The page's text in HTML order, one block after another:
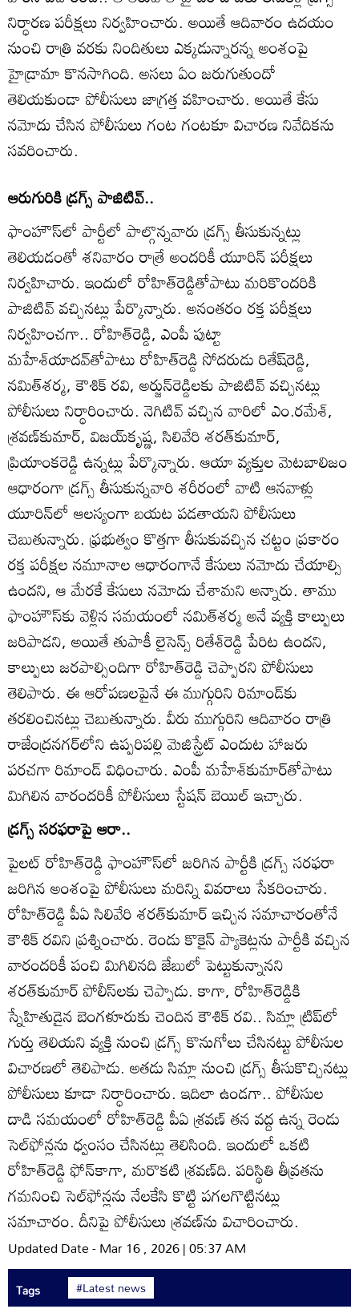
నిర్ధారణ పరీక్షలు నిర్వహించారు. అయితే ఆదివారం ఉదయం
నుంచి రాత్రి వరకు నిందితులు ఎక్కడున్నారన్న అంశంపై
హైడ్రామా కొనసాగింది. అసలు ఏం జరుగుతుందో
తెలియకుండా పోలీసులు జాగ్రత్త వహించారు. అయితే కేసు
నమోదు చేసిన పోలీసులు గంట గంటకూ విచారణ నివేదికను
సవరించారు.
ఆరుగురికి డ్రగ్స్‌ పాజిటివ్‌..
ఫాంహౌస్‌లో పార్టీలో పాల్గొన్నవారు డ్రగ్స్‌ తీసుకున్నట్లు
తెలియడంతో శనివారం రాత్రే అందరికీ యూరిన్‌ పరీక్షలు
నిర్వహిచారు. ఇందులో రోహిత్‌రెడ్డితోపాటు మరికొందరికి
పాజిటివ్‌ వచ్చినట్లు పేర్కొన్నారు. అనంతరం రక్త పరీక్షలు
నిర్వహించగా.. రోహిత్‌రెడ్డి, ఎంపీ పుట్టా
మహేశ్‌యాదవ్‌తోపాటు రోహిత్‌రెడ్డి సోదరుడు రితేష్‌‌రెడ్డి,
నమిత్‌శర్మ, కౌశిక్‌ రవి, అర్జున్‌రెడ్డిలకు పాజిటివ్‌ వచ్చినట్లు
పోలీసులు నిర్ధారించారు. నెగిటివ్‌ వచ్చిన వారిలో ఎం.రమేశ్‌,
శ్రవణ్‌కుమార్‌, విజయ్‌కృష్ణ, సిలివేరి శరత్‌కుమార్‌,
ప్రియాంకరెడ్డి ఉన్నట్లు పేర్కొన్నారు. ఆయా వ్యక్తుల మెటబాలిజం
ఆధారంగా డ్రగ్స్‌ తీసుకున్నవారి శరీరంలో వాటి ఆనవాళ్లు
యూరిన్‌లో ఆలస్యంగా బయట పడతాయని పోలీసులు
చెబుతున్నారు. ఫ్రభుత్వం కొత్తగా తీసుకువచ్చిన చట్టం ప్రకారం
రక్త పరీక్షల నమూనాల ఆధారంగానే కేసులు నమోదు చేయాల్సి
ఉందని, ఆ మేరకే కేసులు నమోదు చేశామని అన్నారు. తాము
ఫాంహౌస్‌కు వెళ్లిన సమయంలో నమిత్‌శర్మ అనే వ్యక్తి కాల్పులు
జరిపాడని, అయితే తుపాకీ లైసెన్స్‌ రితేశ్‌రెడ్డి పేరిట ఉందని,
కాల్పులు జరపాల్సిందిగా రోహిత్‌రెడ్డి చెప్పారని పోలీసులు
తెలిపారు. ఈ ఆరోపణలపైనే ఈ ముగ్గురిని రిమాండ్‌కు
తరలించినట్లు చెబుతున్నారు. వీరు ముగ్గురిని ఆదివారం రాత్రి
రాజేంద్రనగర్‌లోని ఉప్పరిపల్లి మెజిస్ట్రేట్‌ ఎందుట హాజరు
పరచగా రిమాండ్‌ విధించారు. ఎంపీ మహేశ్‌కుమార్‌తోపాటు
మిగిలిన వారందరికీ పోలీసులు స్టేషన్‌ బెయిల్‌ ఇచ్చారు.
డ్రగ్స్‌ సరఫరాపై ఆరా..
పైలట్‌ రోహిత్‌రెడ్డి ఫాంహౌస్‌లో జరిగిన పార్టీకి డ్రగ్స్‌ సరఫరా
జరిగిన అంశంపై పోలీసులు మరిన్ని వివరాలు సేకరించారు.
రోహిత్‌రెడ్డి పీఏ సిలివేరి శరత్‌కుమార్‌ ఇచ్చిన సమాచారంతోనే
కౌశిక్‌ రవిని ప్రశ్నించారు. రెండు కొకైన్‌ ప్యాకెట్లను పార్టీకి వచ్చిన
వారందరికీ పంచి మిగిలినది జేబులో పెట్టుకున్నానని
శరత్‌కుమార్‌ పోలీస్‌లకు చెప్పాడు. కాగా, రోహిత్‌రెడ్డికి
స్నేహితుడైన బెంగళూరుకు చెందిన కౌశిక్‌ రవి.. సిమ్లా ట్రిప్‌లో
గుర్తు తెలియని వ్యక్తి నుంచి డ్రగ్స్‌ కొనుగోలు చేసినట్టు పోలీసుల
విచారణలో తెలిపాడు. అతడు సిమ్లా నుంచి డ్రగ్స్‌ తీసుకొచ్చినట్లు
పోలీసులు కూడా నిర్ధారించారు. ఇదిలా ఉండగా.. పోలీసుల
దాడి సమయంలో రోహిత్‌రెడ్డి పీఏ శ్రవణ్‌ తన వద్ద ఉన్న రెండు
సెల్‌ఫోన్లను ధ్వంసం చేసినట్లు తెలిసింది. ఇందులో ఒకటి
రోహిత్‌రెడ్డి ఫోన్‌కాగా, మరొకటి శ్రవణ్‌ది. పరిస్థితి తీవ్రతను
గమనించి సెల్‌ఫోన్లను నేలకేసి కొట్టి పగలగొట్టినట్లు
సమాచారం. దీనిపై పోలీసులు శ్రవణ్‌ను విచారించారు.
Updated Date - Mar 16 , 2026 | 05:37 AM
Tags #Latest news